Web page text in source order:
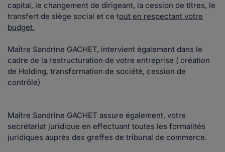
capital, le changement de dirigeant, la cession de titres, le
transfert de siège social et ce tout en respectant votre
budget.
Maître Sandrine GACHET, intervient également dans le
cadre de la restructuration de votre entreprise ( création
de Holding, transformation de société, cession de
contrôle)
Maître Sandrine GACHET assure également, votre
secrétariat juridique en effectuant toutes les formalités
juridiques auprès des greffes de tribunal de commerce.